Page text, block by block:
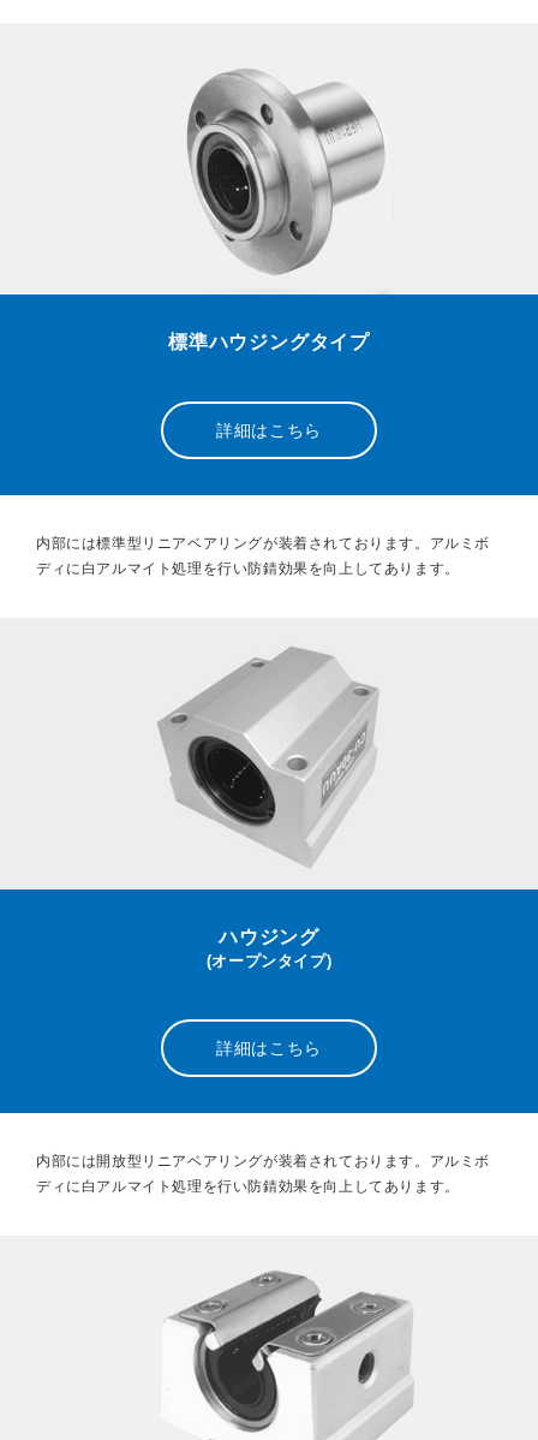
標準ハウジングタイプ
詳細はこちら
内部には標準型リニアベアリングが装着されております。アルミボ
ディに白アルマイト処理を行い防錆効果を向上してあります。
ハウジング
(オープンタイプ)
詳細はこちら
内部には開放型リニアベアリングが装着されております。アルミボ
ディに白アルマイト処理を行い防錆効果を向上してあります。